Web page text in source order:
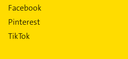
Facebook
Pinterest
TikTok